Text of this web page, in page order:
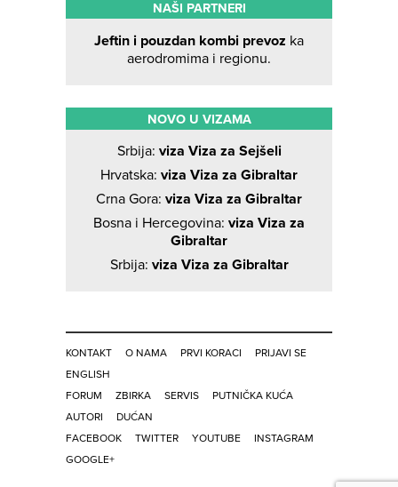
NAŠI PARTNERI
Jeftin i pouzdan kombi prevoz ka
aerodromima i regionu.
NOVO U VIZAMA
Srbija: viza Viza za Sejšeli
Hrvatska: viza Viza za Gibraltar
Crna Gora: viza Viza za Gibraltar
Bosna i Hercegovina: viza Viza za
Gibraltar
Srbija: viza Viza za Gibraltar
KONTAKT O NAMA PRVI KORACI
PRIJAVI SE
ENGLISH
FORUM
ZBIRKA SERVIS
PUTNIČKA KUĆA
AUTORI
DUĆAN
FACEBOOK
TWITTER YOUTUBE
INSTAGRAM
GOOGLE+